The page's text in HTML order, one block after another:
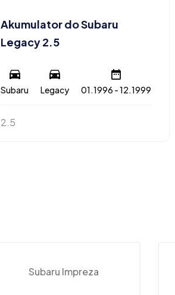
Akumulator do Subaru
Legacy 2.5
Subaru Legacy 01.1996 - 12.1999
2.5
Subaru Impreza